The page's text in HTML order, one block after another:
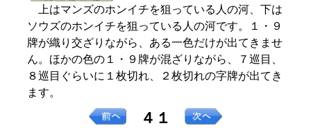
上はマンズのホンイチを狙っている人の河、下は
ソウズのホンイチを狙っている人の河です。１・９
牌が織り交ざりながら、ある一色だけが出てきませ
ん。ほかの色の１・９牌が混ざりながら、７巡目、
８巡目ぐらいに１枚切れ、２枚切れの字牌が出てき
ます。
４１